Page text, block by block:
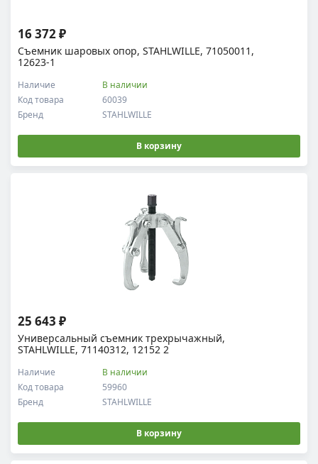
Съемник шаровых опор, STAHLWILLE, 71050011,
12623-1
Код товара 60039
Наличие В наличии
Бренд STAHLWILLE
16 372 ₽
В корзину
Универсальный съемник трехрычажный,
STAHLWILLE, 71140312, 12152 2
Код товара 59960
Наличие В наличии
Бренд STAHLWILLE
25 643 ₽
В корзину